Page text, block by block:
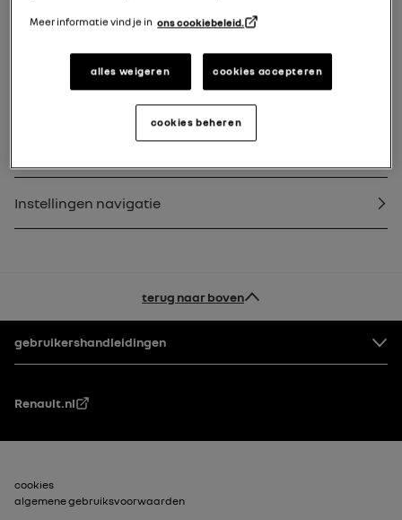
Toevoegen aan favorieten
Delen
Een bestemming invoeren
Instellingen navigatie
terug naar boven
Voettekst
gebruikershandleidingen
Renault.nl
Voettekst_2
cookies
algemene gebruiksvoorwaarden
Meer informatie vind je in ons cookiebeleid.
alles weigeren cookies accepteren
cookies beheren